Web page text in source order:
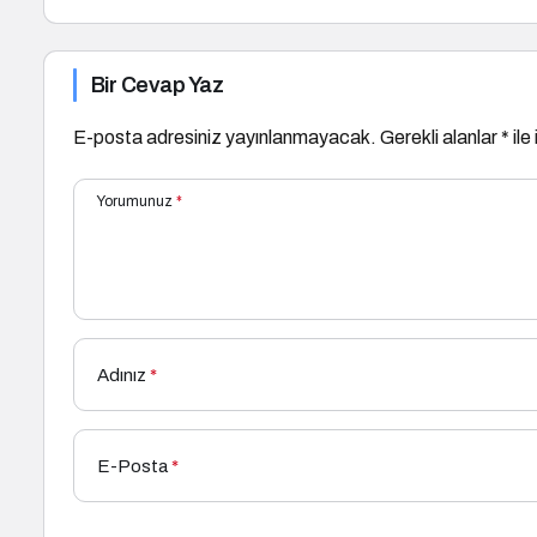
Bir Cevap Yaz
E-posta adresiniz yayınlanmayacak. Gerekli alanlar* ile
Yorumunuz *
Adınız *
E-Posta*